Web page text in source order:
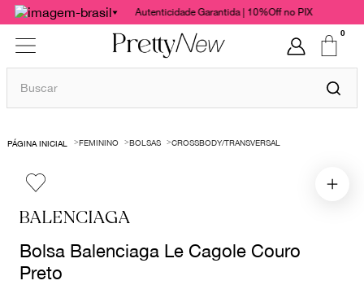
Autenticidade Garantida | 10%Off no PIX
0
Buscar
FEMININO BOLSAS CROSSBODY/TRANSVERSAL
BALENCIAGA
Bolsa Balenciaga Le Cagole Couro
Preto
1º
bolsas
cris barros
chanel
gucci